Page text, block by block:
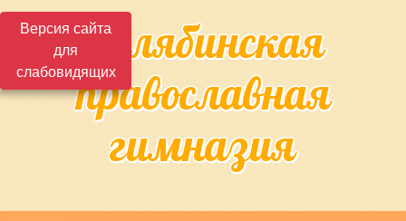
Версия сайта
для
слабовидящихЧелябинская
православная
гимназия